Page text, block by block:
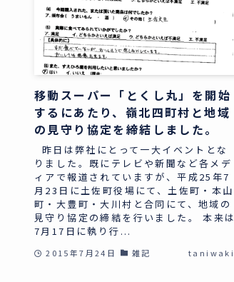
移動スーパー「とくし丸」を開始
するにあたり、嶺北四町村と地域
の見守り協定を締結しました。
昨日は弊社にとって一大イベントとな
りました。既にテレビや新聞など各メデ
ィアで報道されていますが、平成25年7
月23日に土佐町役場にて、土佐町・本山
町・大豊町・大川村と合同にて、地域の
見守り協定の締結を行いました。 本来は
7月17日に執り行...
2015年7月24日 雑記 taniwaki